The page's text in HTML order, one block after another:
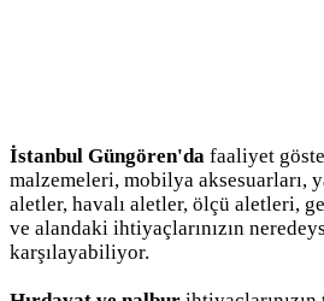
İstanbul Güngören'da faaliyet
malzemeleri, mobilya aksesuarları,
aletler, havalı aletler, ölçü aletleri,
ve alandaki ihtiyaçlarınızın
karşılayabiliyor.